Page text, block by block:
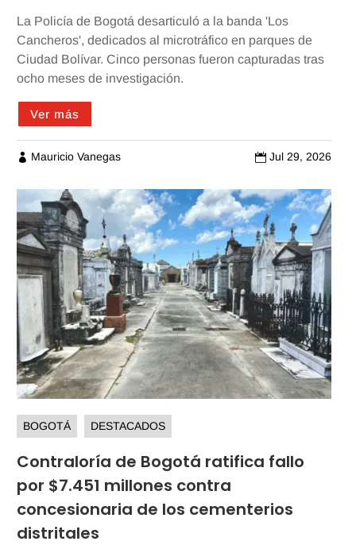
La Policía de Bogotá desarticuló a la banda 'Los
Cancheros', dedicados al microtráfico en parques de
Ciudad Bolívar. Cinco personas fueron capturadas tras
ocho meses de investigación.
Ver más
 Mauricio Vanegas  Jul 29, 2026
BOGOTÁ DESTACADOS
Contraloría de Bogotá ratifica fallo
por $7.451 millones contra
concesionaria de los cementerios
distritales